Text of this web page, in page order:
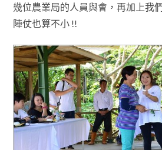
幾位農業局的人員與會，再加上我
陣仗也算不小 !!